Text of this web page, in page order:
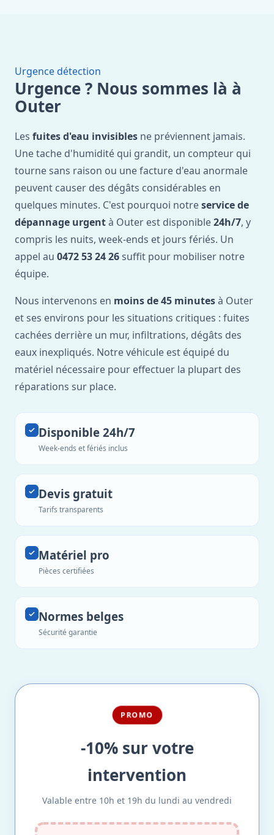
Urgence détection
Urgence ? Nous sommes là à
Outer
Les fuites d'eau invisibles ne préviennent jamais.
Une tache d'humidité qui grandit, un compteur qui
tourne sans raison ou une facture d'eau anormale
peuvent causer des dégâts considérables en
quelques minutes. C'est pourquoi notreservice de
dépannage urgentà Outer est disponible24h/7, y
compris les nuits, week-ends et jours fériés. Un
appel au 0472 53 24 26 suffit pour mobiliser notre
équipe.
Nous intervenons en moins de 45 minutesà Outer
et ses environs pour les situations critiques : fuites
cachées derrière un mur, infiltrations, dégâts des
eaux inexpliqués. Notre véhicule est équipé du
matériel nécessaire pour effectuer la plupart des
réparations sur place.
Disponible 24h/7
Week-ends et fériés inclus
Devis gratuit
Tarifs transparents
Matériel pro
Pièces certifiées
Normes belges
Sécurité garantie
PROMO
-10% sur votre
intervention
Valable entre 10h et 19h du lundi au vendredi